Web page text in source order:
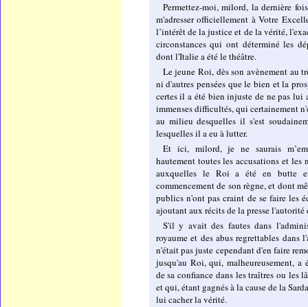
Permettez-moi, milord, la dernière
m'adresser officiellement à Votre
l’intérêt de la justice et de la vérité,
circonstances qui ont déterminé les
dont l'Italie a été le théâtre.
Le jeune Roi, dès son avènement au
ni d'autres pensées que le bien et la
certes il a été bien injuste de ne pas lui
immenses difficultés, qui certainement
au milieu desquelles il s'est
lesquelles il a eu à lutter.
Et ici, milord, je ne saurais
hautement toutes les accusations et les
auxquelles le Roi a été en butte
commencement de son règne, et dont
publics n'ont pas craint de se faire les
ajoutant aux récits de la presse l'autorité
S'il y avait des fautes dans
royaume et des abus regrettables
n'était pas juste cependant d'en faire
jusqu'au Roi, qui, malheureusement,
de sa confiance dans les traîtres ou les
et qui, étant gagnés à la cause de la
lui cacher la vérité.